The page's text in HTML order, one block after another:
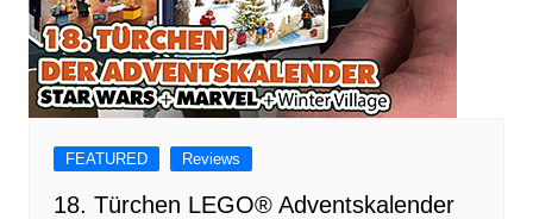
FEATURED Reviews
18. Türchen LEGO® Adventskalender